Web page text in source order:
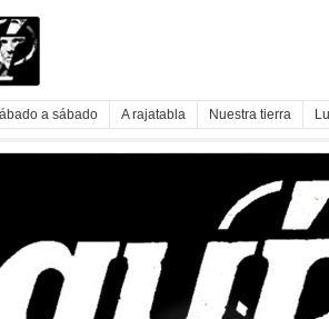
a sábado A rajatabla Nuestra tierra